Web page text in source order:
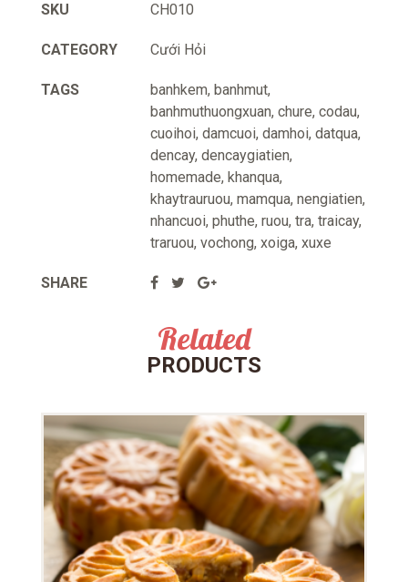
SKU CH010
CATEGORY Cưới Hỏi
TAGS banhkem, banhmut,
banhmuthuongxuan, chure, codau,
cuoihoi, damcuoi, damhoi, datqua,
dencay, dencaygiatien,
homemade, khanqua,
khaytrauruou, mamqua, nengiatien,
nhancuoi, phuthe, ruou, tra, traicay,
traruou, vochong, xoiga, xuxe
SHARE
Related
PRODUCTS